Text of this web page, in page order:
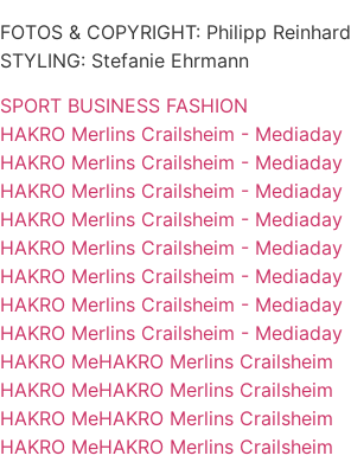
FOTOS & COPYRIGHT: Philipp Reinhard
STYLING: Stefanie Ehrmann
SPORT BUSINESS FASHION
HAKRO Merlins Crailsheim - Mediaday
HAKRO Merlins Crailsheim - Mediaday
HAKRO Merlins Crailsheim - Mediaday
HAKRO Merlins Crailsheim - Mediaday
HAKRO Merlins Crailsheim - Mediaday
HAKRO Merlins Crailsheim - Mediaday
HAKRO Merlins Crailsheim - Mediaday
HAKRO Merlins Crailsheim - Mediaday
HAKRO MeHAKRO Merlins Crailsheim
HAKRO MeHAKRO Merlins Crailsheim
HAKRO MeHAKRO Merlins Crailsheim
HAKRO MeHAKRO Merlins Crailsheim